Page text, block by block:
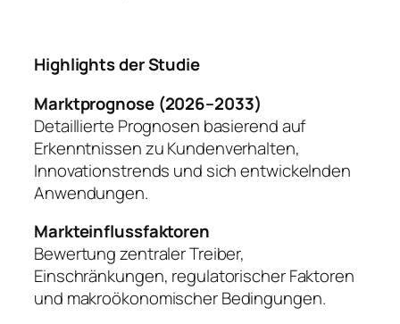
Highlights der Studie
Marktprognose (2026–2033)
Detaillierte Prognosen basierend auf
Erkenntnissen zu Kundenverhalten,
Innovationstrends und sich entwickelnden
Anwendungen.
Markteinflussfaktoren
Bewertung zentraler Treiber,
Einschränkungen, regulatorischer Faktoren
und makroökonomischer Bedingungen.